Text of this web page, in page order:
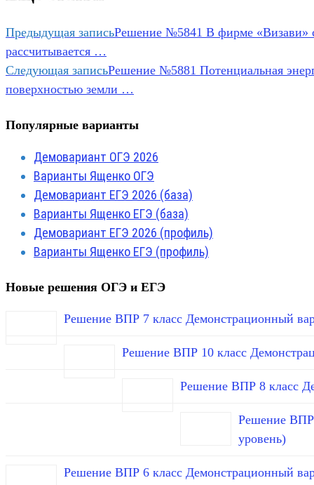
Предыдущая записьРешение №5841 В фирме «Визави»
рассчитывается …
Следующая записьРешение №5881 Потенциальная
поверхностью земли …
Популярные варианты
Демовариант ОГЭ 2026
Варианты Ященко ОГЭ
Демовариант ЕГЭ 2026 (база)
Варианты Ященко ЕГЭ (база)
Демовариант ЕГЭ 2026 (профиль)
Варианты Ященко ЕГЭ (профиль)
Новые решения ОГЭ и ЕГЭ
Решение ВПР 7 класс Демонстрационный
Решение ВПР 10 класс
Решение ВПР 8 класс
Решение ВПР
уровень)
Решение ВПР 6 класс Демонстрационный